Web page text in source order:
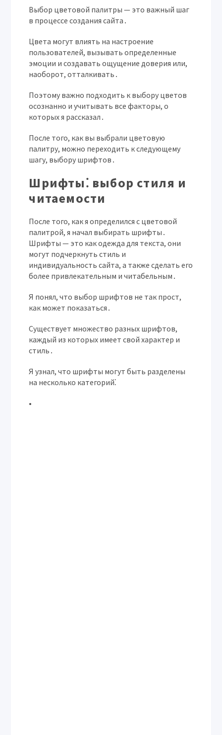
Выбор цветовой палитры — это важный шаг
в процессе создания сайта․
Цвета могут влиять на настроение
пользователей, вызывать определенные
эмоции и создавать ощущение доверия или,
наоборот, отталкивать․
Поэтому важно подходить к выбору цветов
осознанно и учитывать все факторы, о
которых я рассказал․
После того, как вы выбрали цветовую
палитру, можно переходить к следующему
шагу, выбору шрифтов․
Шрифты⁚ выбор стиля и
читаемости
После того, как я определился с цветовой
палитрой, я начал выбирать шрифты․
Шрифты — это как одежда для текста, они
могут подчеркнуть стиль и
индивидуальность сайта, а также сделать его
более привлекательным и читабельным․
Я понял, что выбор шрифтов не так прост,
как может показаться․
Существует множество разных шрифтов,
каждый из которых имеет свой характер и
стиль․
Я узнал, что шрифты могут быть разделены
на несколько категорий⁚
•